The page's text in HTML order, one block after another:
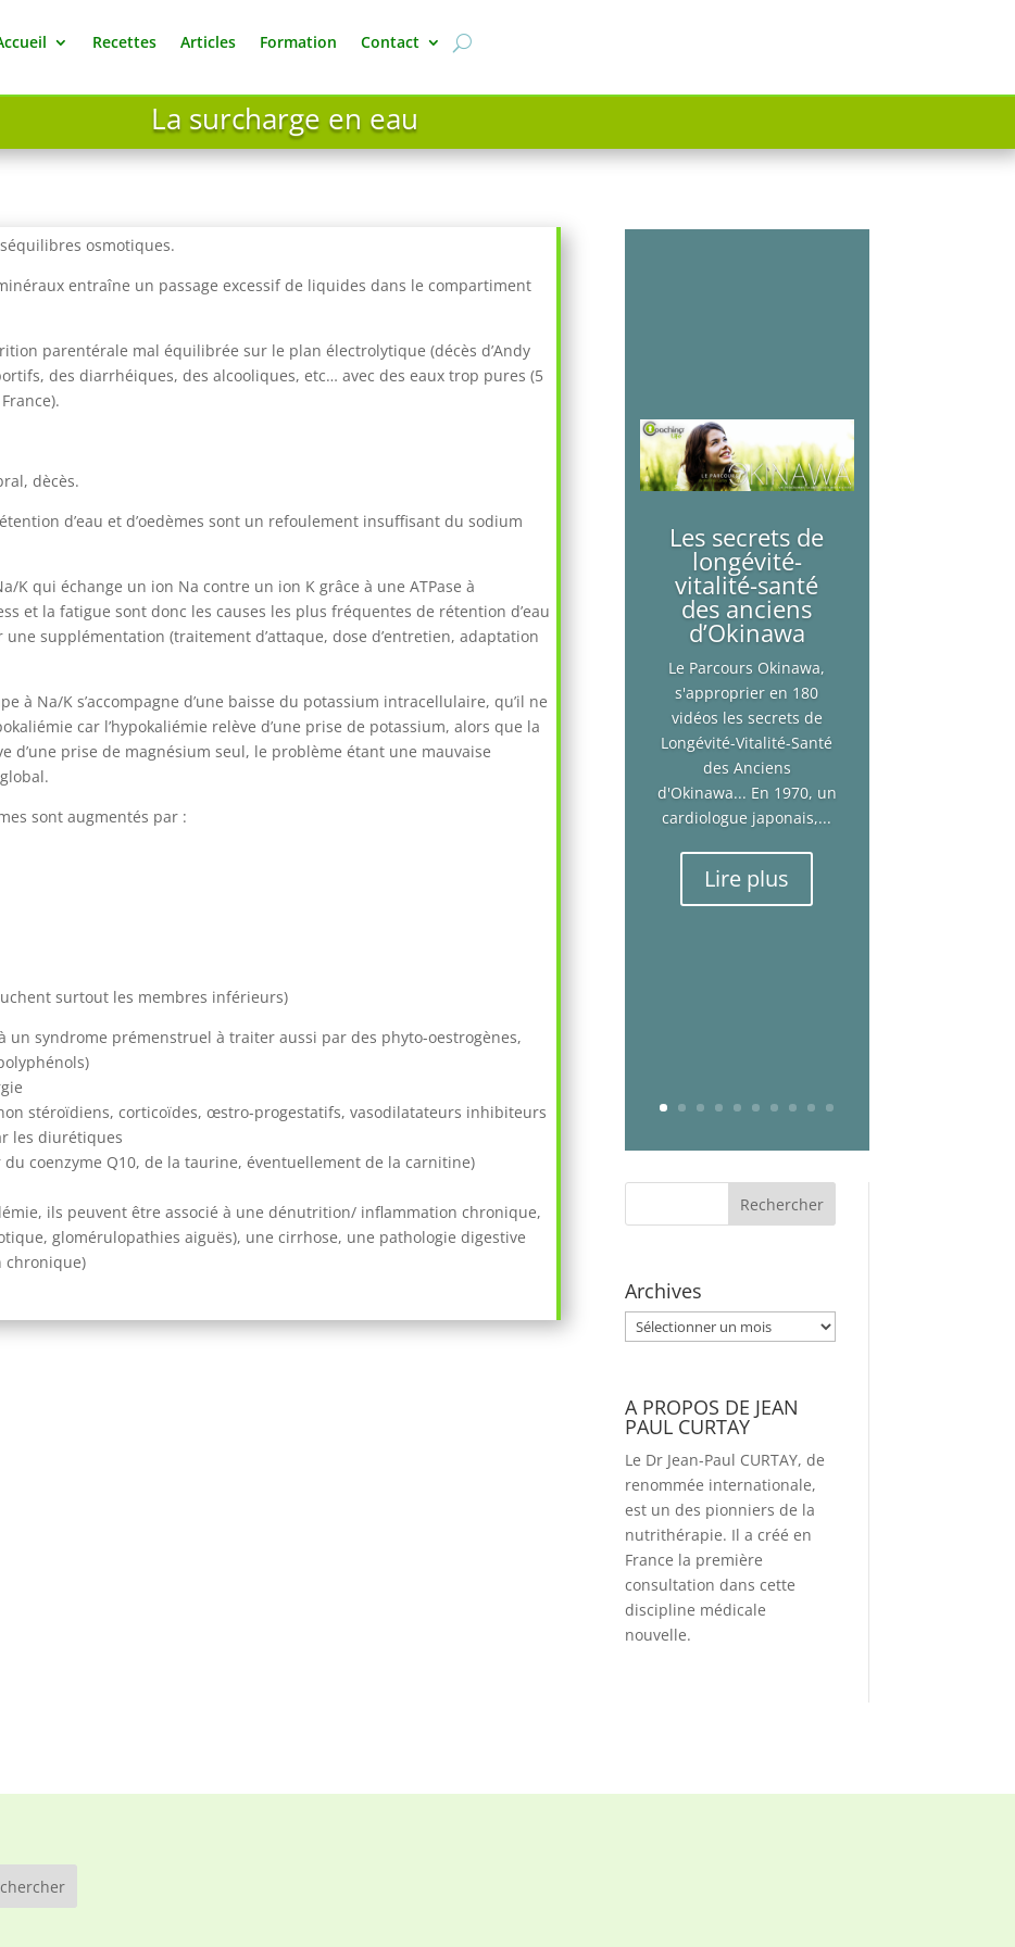
Recettes Articles Formation Contact
La surcharge en eau
osmotiques.
entraîne un passage excessif de liquides dans le compartiment
parentérale mal équilibrée sur le plan électrolytique (décès d’Andy
des diarrhéiques, des alcooliques, etc… avec des eaux trop pures (5
dècès.
d’eau et d’oedèmes sont un refoulement insuffisant du sodium
K qui échange un ion Na contre un ion K grâce à une ATPase à
et la fatigue sont donc les causes les plus fréquentes de rétention d’eau
supplémentation (traitement d’attaque, dose d’entretien, adaptation
à Na/K s’accompagne d’une baisse du potassium intracellulaire, qu’il ne
car l’hypokaliémie relève d’une prise de potassium, alors que la
d’une prise de magnésium seul, le problème étant une mauvaise
sont augmentés par :
surtout les membres inférieurs)
un syndrome prémenstruel à traiter aussi par des phyto-oestrogènes,
stéroïdiens, corticoïdes, œstro-progestatifs, vasodilatateurs inhibiteurs
les diurétiques
coenzyme Q10, de la taurine, éventuellement de la carnitine)
ils peuvent être associé à une dénutrition/ inflammation chronique,
glomérulopathies aiguës), une cirrhose, une pathologie digestive
chronique)
Les secrets de
longévité-
vitalité-santé
des anciens
d’Okinawa
Le Parcours Okinawa,
s'approprier en 180
vidéos les secrets de
Longévité-Vitalité-Santé
des Anciens
d'Okinawa... En 1970, un
cardiologue japonais,...
Lire plus
Archives
Archives
A PROPOS DE JEAN
PAUL CURTAY
Le Dr Jean-Paul CURTAY, de
renommée internationale,
est un des pionniers de la
nutrithérapie. Il a créé en
France la première
consultation dans cette
discipline médicale
nouvelle.